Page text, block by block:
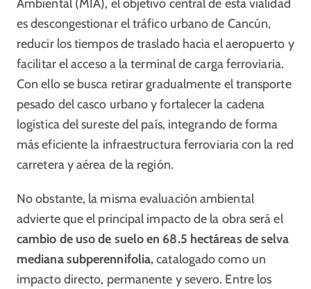
Ambiental (MIA), el objetivo central de esta vialidad
es descongestionar el tráfico urbano de Cancún,
reducir los tiempos de traslado hacia el aeropuerto y
facilitar el acceso a la terminal de carga ferroviaria.
Con ello se busca retirar gradualmente el transporte
pesado del casco urbano y fortalecer la cadena
logística del sureste del país, integrando de forma
más eficiente la infraestructura ferroviaria con la red
carretera y aérea de la región.
No obstante, la misma evaluación ambiental
advierte que el principal impacto de la obra será el
cambio de uso de suelo en 68.5 hectáreas de selva
mediana subperennifolia, catalogado como un
impacto directo, permanente y severo. Entre los